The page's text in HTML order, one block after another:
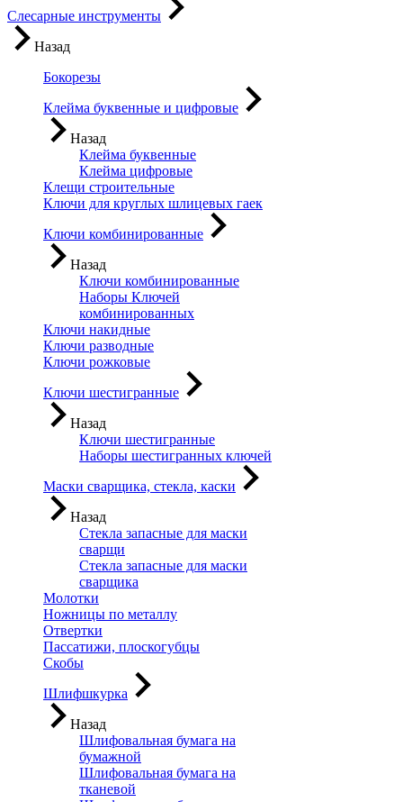
Слесарные инструменты
Назад
Бокорезы
Клейма буквенные и цифровые
Назад
Клейма буквенные
Клейма цифровые
Клещи строительные
Ключи для круглых шлицевых гаек
Ключи комбинированные
Назад
Ключи комбинированные
Наборы Ключей
комбинированных
Ключи накидные
Ключи разводные
Ключи рожковые
Ключи шестигранные
Назад
Ключи шестигранные
Наборы шестигранных ключей
Маски сварщика, стекла, каски
Назад
Стекла запасные для маски
сварщи
Стекла запасные для маски
сварщика
Молотки
Ножницы по металлу
Отвертки
Пассатижи, плоскогубцы
Скобы
Шлифшкурка
Назад
Шлифовальная бумага на
бумажной
Шлифовальная бумага на
тканевой